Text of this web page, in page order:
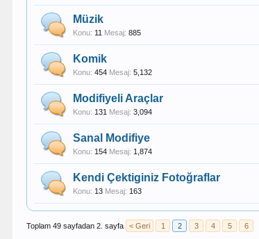
Müzik
Konu: 11 Mesaj: 885
Komik
Konu: 454 Mesaj: 5,132
Modifiyeli Araçlar
Konu: 131 Mesaj: 3,094
Sanal Modifiye
Konu: 154 Mesaj: 1,874
Kendi Çektiginiz Fotoğraflar
Konu: 13 Mesaj: 163
Toplam 49 sayfadan 2. sayfa < Geri 1 2 3 4 5 6